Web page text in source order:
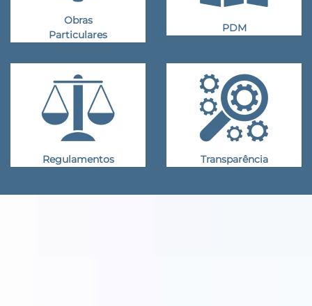
Obras
Particulares
PDM
Regulamentos Transparência